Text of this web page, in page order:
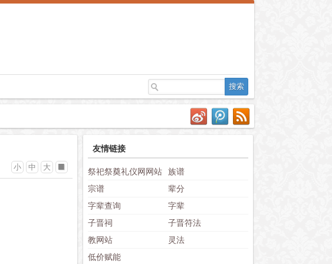
小 中 大
友情链接
祭祀祭奠礼仪网网站
族谱
宗谱
辈分
字辈查询
字辈
子晋祠
子晋符法
教网站
灵法
低价赋能